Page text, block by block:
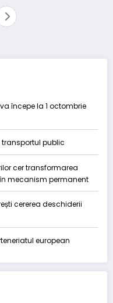
începe la 1 octombrie
public
cer transformarea
mecanism permanent
cererea deschiderii
european